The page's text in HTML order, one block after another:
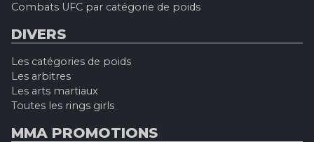
Combats UFC par catégorie de poids
DIVERS
Les catégories de poids
Les arbitres
Les arts martiaux
Toutes les rings girls
MMA PROMOTIONS